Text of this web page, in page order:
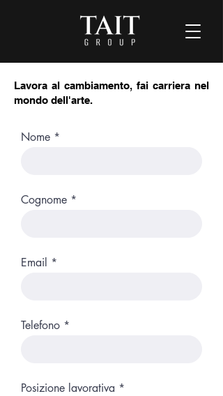
Lavora al cambiamento, fai carriera nel
mondo dell'arte.
Nome
Cognome
Email
Telefono
Posizione lavorativa